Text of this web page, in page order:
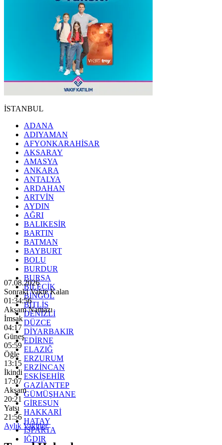
İSTANBUL
ADANA
ADIYAMAN
AFYONKARAHİSAR
AKSARAY
AMASYA
ANKARA
ANTALYA
ARDAHAN
ARTVİN
AYDIN
AĞRI
BALIKESİR
BARTIN
BATMAN
BAYBURT
BOLU
BURDUR
BURSA
BİLECİK
BİNGÖL
BİTLİS
DENİZLİ
DÜZCE
DİYARBAKIR
EDİRNE
ELAZIĞ
ERZURUM
ERZİNCAN
ESKİŞEHİR
GAZİANTEP
GÜMÜŞHANE
GİRESUN
HAKKARİ
HATAY
ISPARTA
IĞDIR
07.08.2026
Sonraki Vakte Kalan
01:34:54
Akşam Namazı
İmsak
04:17
Güneş
05:59
Öğle
13:15
İkindi
17:07
Akşam
20:21
Yatsı
21:56
Aylık Vakitler